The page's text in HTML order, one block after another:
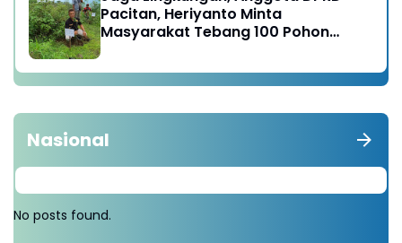
Pacitan, Heriyanto Minta
Masyarakat Tebang 100 Pohon
Nasional
No posts found.